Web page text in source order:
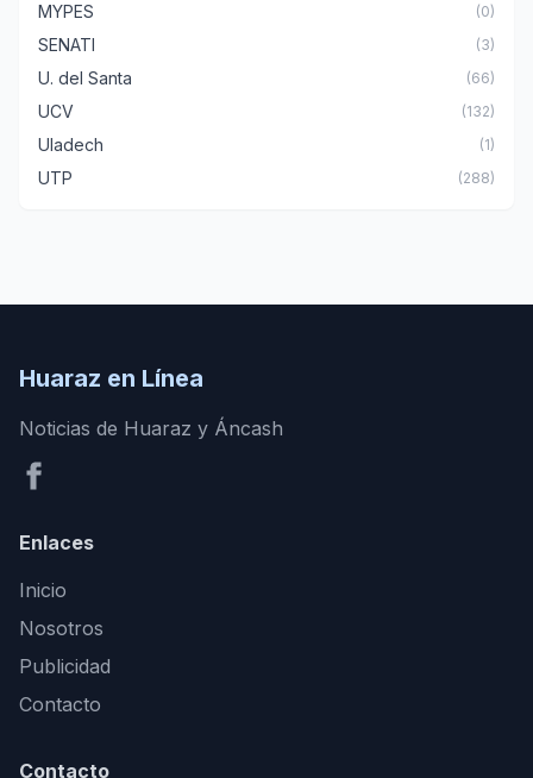
MYPES (0)
SENATI (3)
U. del Santa (66)
UCV (132)
Uladech (1)
UTP (288)
Huaraz en Línea
Noticias de Huaraz y Áncash
Enlaces
Inicio
Nosotros
Publicidad
Contacto
Contacto